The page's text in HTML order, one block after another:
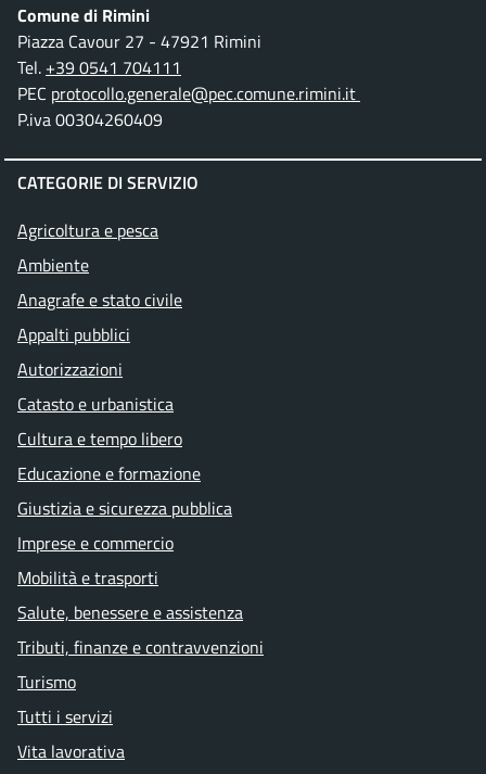
Comune di Rimini
Piazza Cavour 27 - 47921 Rimini
Tel. +39 0541 704111
PEC protocollo.generale@pec.comune.rimini.it
P.iva 00304260409
CATEGORIE DI SERVIZIO
Agricoltura e pesca
Ambiente
Anagrafe e stato civile
Appalti pubblici
Autorizzazioni
Catasto e urbanistica
Cultura e tempo libero
Educazione e formazione
Giustizia e sicurezza pubblica
Imprese e commercio
Mobilità e trasporti
Salute, benessere e assistenza
Tributi, finanze e contravvenzioni
Turismo
Tutti i servizi
Vita lavorativa